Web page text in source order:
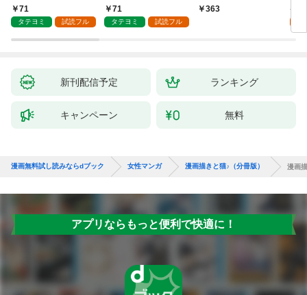
71
タテヨミ 試読フル
71
タテヨミ 試読フル
363
新刊配信予定 ランキング
キャンペーン 無料
漫画無料試し読みならdブック 女性マンガ 漫画描きと猫♪（分冊版） 漫画
アプリならもっと便利で快適に！